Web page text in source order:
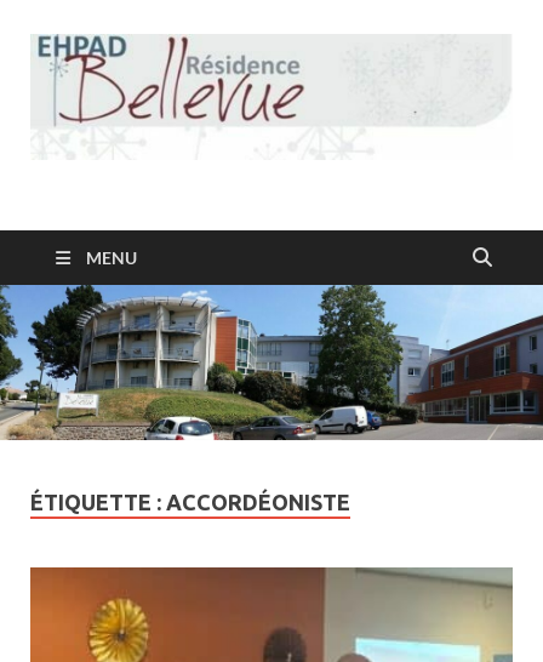
Résidence Bellevue
MENU
ÉTIQUETTE : ACCORDÉONISTE